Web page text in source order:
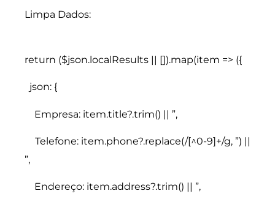
Limpa Dados:
return ($json.localResults || []).map(item => ({
json: {
Empresa: item.title?.trim() || ”,
Telefone: item.phone?.replace(/[^0-9]+/g, ”) ||
”,
Endereço: item.address?.trim() || ”,